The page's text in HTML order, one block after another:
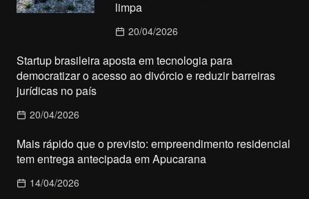
limpa
20/04/2026
Startup brasileira aposta em tecnologia para
democratizar o acesso ao divórcio e reduzir barreiras
jurídicas no país
20/04/2026
Mais rápido que o previsto: empreendimento residencial
tem entrega antecipada em Apucarana
14/04/2026